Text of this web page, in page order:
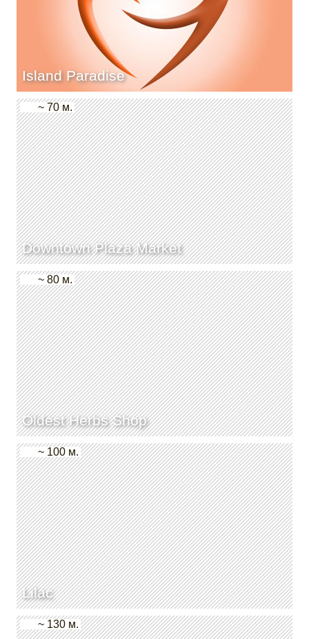
Island Paradise
Downtown Plaza Market
~ 70 м.
Oldest Herbs Shop
~ 80 м.
Lilac
~ 100 м.
~ 130 м.